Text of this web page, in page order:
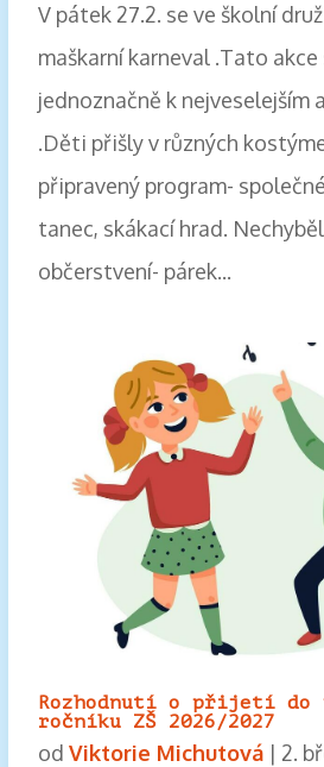
V pátek 27.2. se ve školní
maškarní karneval .Tato akce
jednoznačně k nejveselejším
.Děti přišly v různých
připravený program-
tanec, skákací hrad.
občerstvení- párek...
Rozhodnutí o přijetí do
ročníku ZŠ 2026/2027
od Viktorie Michutová| 2.